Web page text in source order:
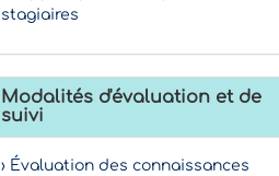
stagiaires
Modalités d'évaluation et de
suivi
› Évaluation des connaissances